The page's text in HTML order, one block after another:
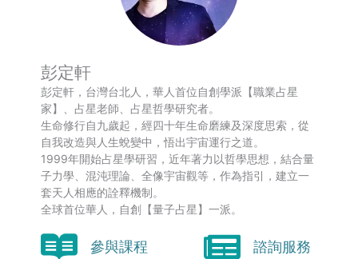
彭定軒
彭定軒，台灣台北人，華人首位自創學派【職業占星
家】、占星老師、占星哲學研究者。
生命修行自九歲起，經四十年生命磨練及深度思索，從
自我改造與人生蛻變中，悟出宇宙運行之道。
1999年開始占星學研習，近年著力以哲學思想，結合量
子力學、混沌理論、全像宇宙觀等，作為指引，建立一
套天人相應的詮釋機制。
全球首位華人，自創【量子占星】一派。
參與課程 諮詢服務